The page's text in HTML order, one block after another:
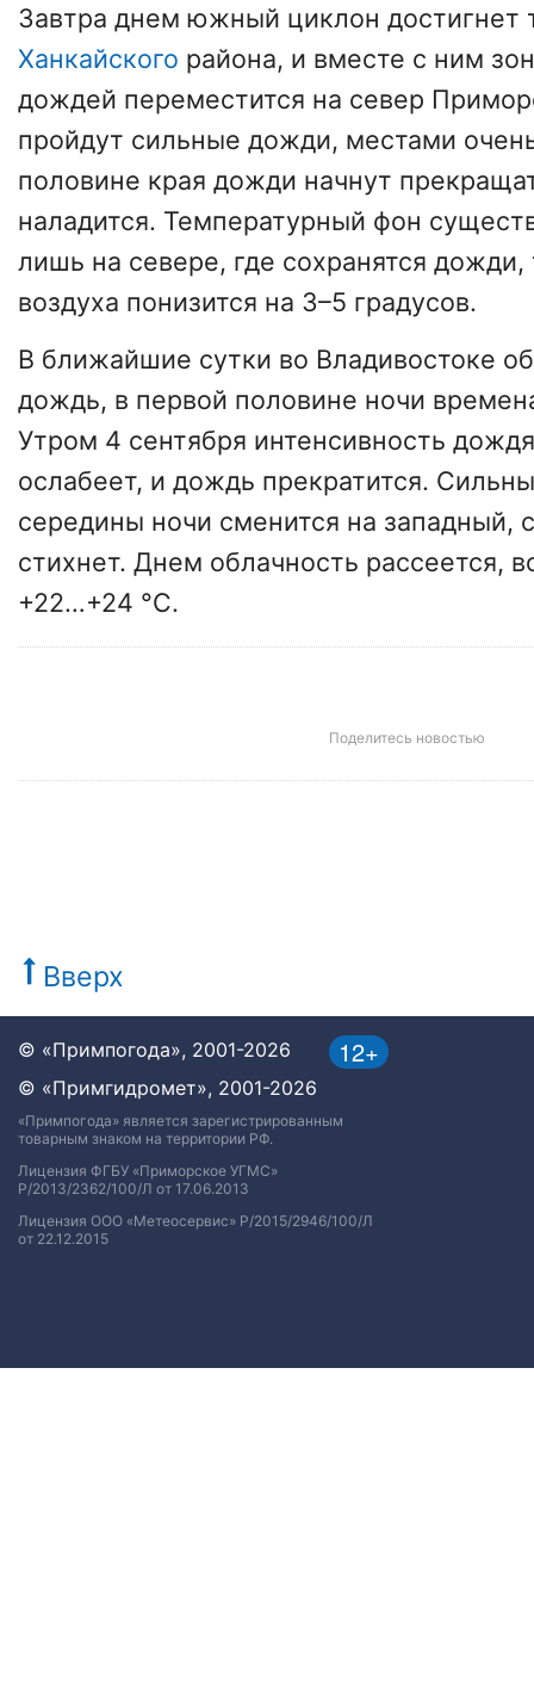
Завтра днем южный циклон достигнет
Ханкайского района, и вместе с ним
дождей переместится на север
пройдут сильные дожди, местами
половине края дожди начнут
наладится. Температурный фон
лишь на севере, где сохранятся дожди,
воздуха понизится на 3–5 градусов.
В ближайшие сутки во Владивостоке
дождь, в первой половине ночи
Утром 4 сентября интенсивность
ослабеет, и дождь прекратится.
середины ночи сменится на западный,
стихнет. Днем облачность рассеется,
+22…+24 °С.
Поделитесь новостью
Вверх
12+
© «Примпогода», 2001-2026
© «Примгидромет», 2001-2026
«Примпогода» является зарегистрированным
товарным знаком на территории РФ.
Лицензия ФГБУ «Приморское УГМС»
Р/2013/2362/100/Л от 17.06.2013
Лицензия ООО «Метеосервис» Р/2015/2946/100/Л
от 22.12.2015